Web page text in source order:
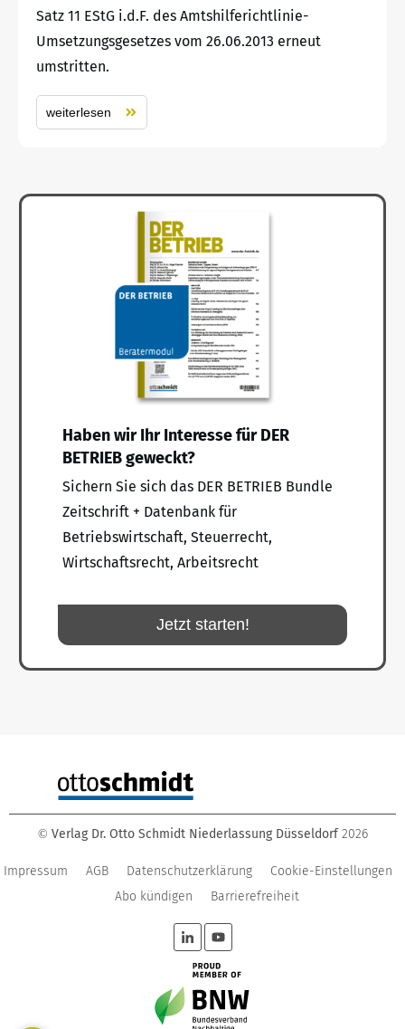
Satz 11 EStG i.d.F. des Amtshilferichtlinie-
Umsetzungsgesetzes vom 26.06.2013 erneut
umstritten.
weiterlesen
Haben wir Ihr Interesse für DER
BETRIEB geweckt?
Sichern Sie sich das DER BETRIEB Bundle
Zeitschrift + Datenbank für
Betriebswirtschaft, Steuerrecht,
Wirtschaftsrecht, Arbeitsrecht
Jetzt starten!
© Verlag Dr. Otto Schmidt Niederlassung Düsseldorf 2026
Impressum AGB Datenschutzerklärung
Cookie-Einstellungen
Abo kündigen
Barrierefreiheit